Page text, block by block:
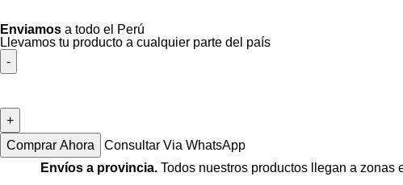
Enviamos a todo el Perú
Llevamos tu producto a cualquier parte del país
Comprar Ahora
Consultar Via WhatsApp
Envíos a provincia. Todos nuestros productos llegan a zonas